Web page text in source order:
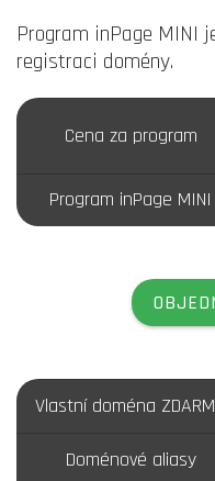
Program inPage MINI
registraci domény.
Cena za program
Program inPage MINI
Vlastní doména
Doménové aliasy